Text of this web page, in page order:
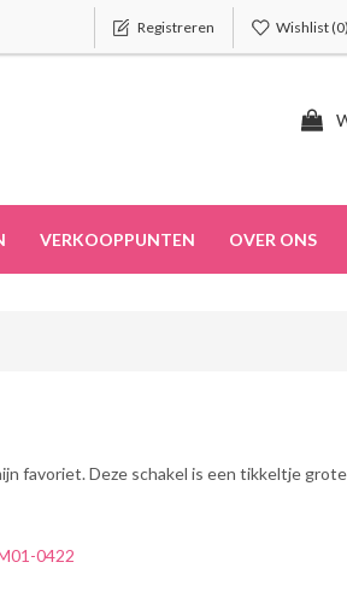
Registreren Wishlist(0)
VERKOOPPUNTEN OVER ONS
favoriet. Deze schakel is een tikkeltje
0422